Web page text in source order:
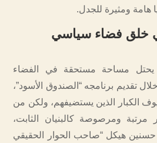
هامة ومثيرة للجدل.
خلق فضاء سياسي
يحتل مساحة مستحقة في الفضاء
تقديم برنامجه “الصندوق الأسود”،
الكبار الذين يستضيفهم، ولكن من
مرتبة ومرصوصة كالبنيان الثابت،
هيكل “صاحب الحوار الحقيقي